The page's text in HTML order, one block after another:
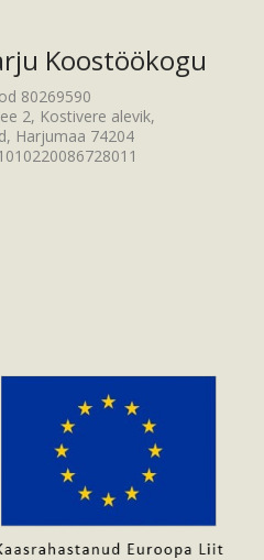
Koostöökogu
80269590
2, Kostivere alevik,
Harjumaa 74204